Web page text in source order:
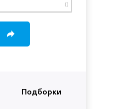
Подборки
0